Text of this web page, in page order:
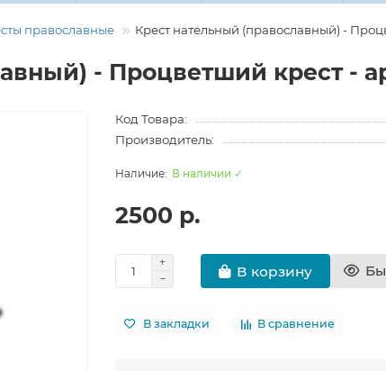
православные Крест нательный (православный) -
- Процветший крест -
Код Товара:
Производитель:
В наличии ✓
2500 р.
В корзину
В закладки В сравнение